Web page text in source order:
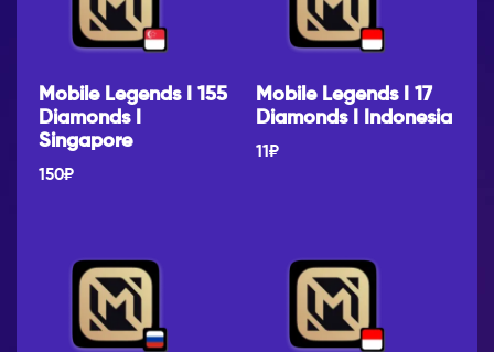
Mobile Legends I 155
Diamonds I
Singapore
150₽
Mobile Legends I 17
Diamonds I Indonesia
11₽